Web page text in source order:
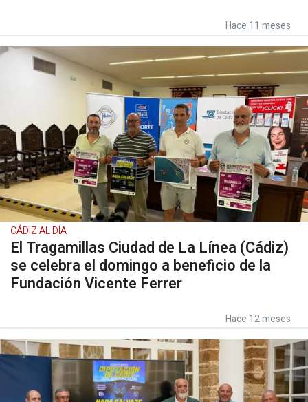
Hace 11 meses
CÁDIZ AL DÍA
El Tragamillas Ciudad de La Línea (Cádiz)
se celebra el domingo a beneficio de la
Fundación Vicente Ferrer
Hace 12 meses